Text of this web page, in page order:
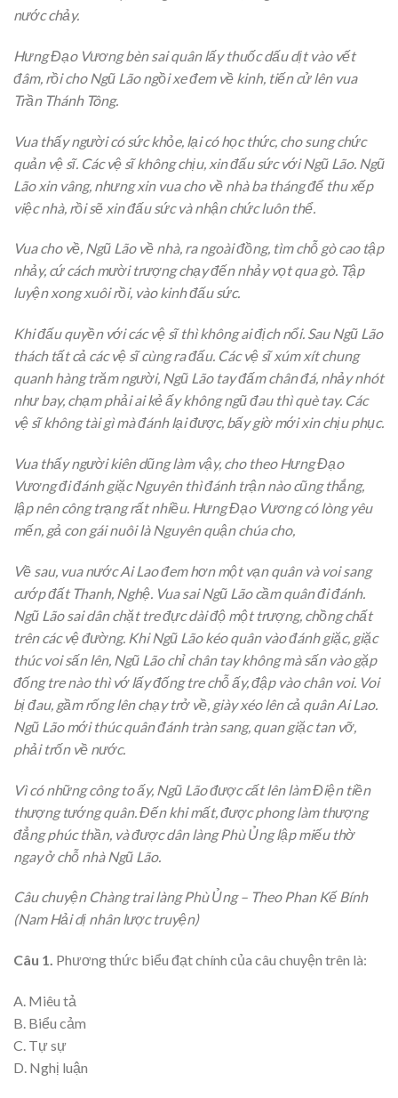
nước chảy.
Hưng Đạo Vương bèn sai quân lấy thuốc dấu dịt vào vết
đâm, rồi cho Ngũ Lão ngồi xe đem về kinh, tiến cử lên vua
Trần Thánh Tông.
Vua thấy người có sức khỏe, lại có học thức, cho sung chức
quản vệ sĩ. Các vệ sĩ không chịu, xin đấu sức với Ngũ Lão. Ngũ
Lão xin vâng, nhưng xin vua cho về nhà ba tháng để thu xếp
việc nhà, rồi sẽ xin đấu sức và nhận chức luôn thể.
Vua cho về, Ngũ Lão về nhà, ra ngoài đồng, tìm chỗ gò cao tập
nhảy, cứ cách mười trượng chạy đến nhảy vọt qua gò. Tập
luyện xong xuôi rồi, vào kinh đấu sức.
Khi đấu quyền với các vệ sĩ thì không ai địch nổi. Sau Ngũ Lão
thách tất cả các vệ sĩ cùng ra đấu. Các vệ sĩ xúm xít chung
quanh hàng trăm người, Ngũ Lão tay đấm chân đá, nhảy nhót
như bay, chạm phải ai kẻ ấy không ngũ đau thì què tay. Các
vệ sĩ không tài gì mà đánh lại được, bấy giờ mới xin chịu phục.
Vua thấy người kiên dũng làm vậy, cho theo Hưng Đạo
Vương đi đánh giặc Nguyên thì đánh trận nào cũng thắng,
lập nên công trạng rất nhiều. Hưng Đạo Vương có lòng yêu
mến, gả con gái nuôi là Nguyên quận chúa cho,
Về sau, vua nước Ai Lao đem hơn một vạn quân và voi sang
cướp đất Thanh, Nghệ. Vua sai Ngũ Lão cầm quân đi đánh.
Ngũ Lão sai dân chặt tre đực dài độ một trượng, chồng chất
trên các vệ đường. Khi Ngũ Lão kéo quân vào đánh giặc, giặc
thúc voi sấn lên, Ngũ Lão chỉ chân tay không mà sấn vào gặp
đống tre nào thì vớ lấy đống tre chỗ ấy, đập vào chân voi. Voi
bị đau, gầm rống lên chạy trở về, giày xéo lên cả quân Ai Lao.
Ngũ Lão mới thúc quân đánh tràn sang, quan giặc tan vỡ,
phải trốn về nước.
Vì có những công to ấy, Ngũ Lão được cất lên làm Điện tiền
thượng tướng quân. Đến khi mất, được phong làm thượng
đẳng phúc thần, và được dân làng Phù Ủng lập miếu thờ
ngay ở chỗ nhà Ngũ Lão.
Câu chuyện Chàng trai làng Phù Ủng – Theo Phan Kế Bính
(Nam Hải dị nhân lược truyện)
Câu 1. Phương thức biểu đạt chính của câu chuyện trên là:
A. Miêu tả
B. Biểu cảm
C. Tự sự
D. Nghị luận